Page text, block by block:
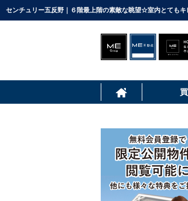
センチュリー五反野｜６階最上階の素敵な眺望☆室内とても